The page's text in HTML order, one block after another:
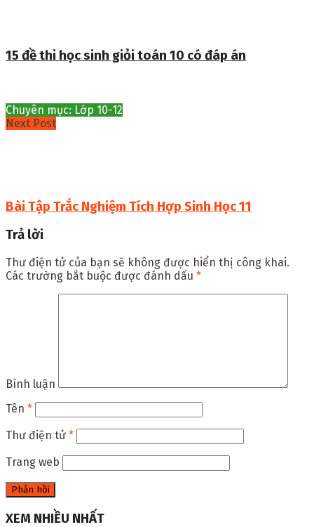
15 đề thi học sinh giỏi toán 10 có đáp án
Chuyên mục: Lớp 10-12
Next Post
Bài Tập Trắc Nghiệm Tích Hợp Sinh Học 11
Trả lời
Thư điện tử của bạn sẽ không được hiển thị công khai.
Các trường bắt buộc được đánh dấu *
Bình luận
Tên *
Thư điện tử *
Trang web
XEM NHIỀU NHẤT